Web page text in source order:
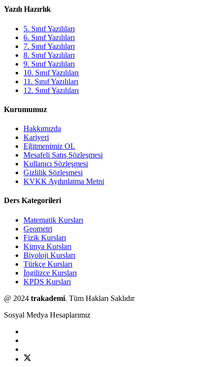
Yazılı Hazırlık
5. Sınıf Yazılıları
6. Sınıf Yazılıları
7. Sınıf Yazılıları
8. Sınıf Yazılıları
9. Sınıf Yazılıları
10. Sınıf Yazılıları
11. Sınıf Yazılıları
12. Sınıf Yazılıları
Kurumumuz
Hakkımızda
Kariyeri
Eğitmenimiz OL
Mesafeli Satış Sözleşmesi
Kullanıcı Sözleşmesi
Gizlilik Sözleşmesi
KVKK Aydınlatma Metni
Ders Kategorileri
Matematik Kursları
Geometri
Fizik Kursları
Kimya Kursları
Biyoloji Kursları
Türkçe Kursları
İngilizce Kursları
KPDS Kursları
@ 2024 trakademi. Tüm Hakları Saklıdır
Sosyal Medya Hesaplarımız